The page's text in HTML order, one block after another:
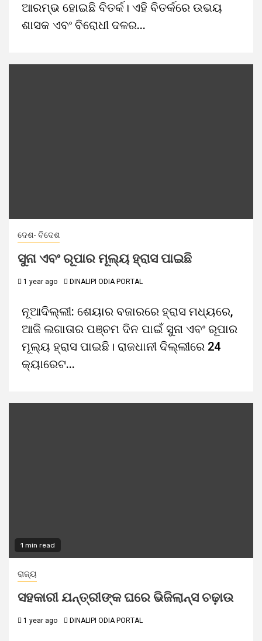
ଆରମ୍ଭ ହୋଇଛି ବିତର୍କ। ଏହି ବିତର୍କରେ ଉଭୟ
ଶାସକ ଏବଂ ବିରୋଧୀ ଦଳର...
ଦେଶ- ବିଦେଶ
ସୁନା ଏବଂ ରୂପାର ମୂଲ୍ୟ ହ୍ରାସ ପାଇଛି
1 year ago DINALIPI ODIA PORTAL
ନୂଆଦିଲ୍ଲୀ: ଶେୟାର ବଜାରରେ ହ୍ରାସ ମଧ୍ୟରେ,
ଆଜି ଲଗାତାର ପଞ୍ଚମ ଦିନ ପାଇଁ ସୁନା ଏବଂ ରୂପାର
ମୂଲ୍ୟ ହ୍ରାସ ପାଇଛି। ରାଜଧାନୀ ଦିଲ୍ଲୀରେ 24
କ୍ୟାରେଟ...
1 min read
ରାଜ୍ୟ
ସହକାରୀ ଯନ୍ତ୍ରୀଙ୍କ ଘରେ ଭିଜିଲାନ୍ସ ଚଢ଼ାଉ
1 year ago DINALIPI ODIA PORTAL